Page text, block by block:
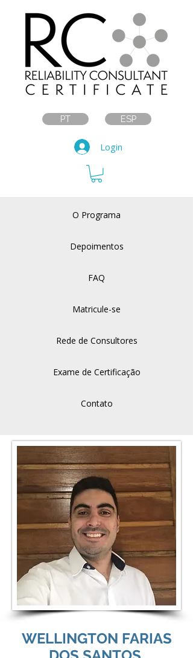
PT ESP
Login
O Programa
Depoimentos
FAQ
Matricule-se
Rede de Consultores
Exame de Certificação
Contato
WELLINGTON FARIAS